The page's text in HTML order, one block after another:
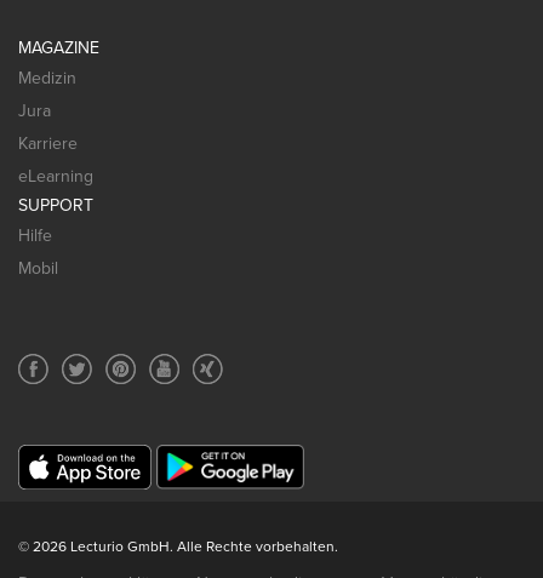
MAGAZINE
Medizin
Jura
Karriere
eLearning
SUPPORT
Hilfe
Mobil
© 2026 Lecturio GmbH. Alle Rechte vorbehalten.